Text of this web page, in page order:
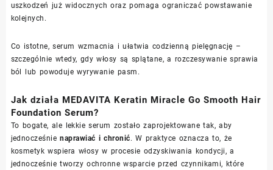
uszkodzeń już widocznych oraz pomaga ograniczać powstawanie
kolejnych.
Co istotne, serum wzmacnia i ułatwia codzienną pielęgnację –
szczególnie wtedy, gdy włosy są splątane, a rozczesywanie sprawia
ból lub powoduje wyrywanie pasm.
Jak działa MEDAVITA Keratin Miracle Go Smooth Hair
Foundation Serum?
To bogate, ale lekkie serum zostało zaprojektowane tak, aby
jednocześnienaprawiać i chronić. W praktyce oznacza to, że
kosmetyk wspiera włosy w procesie odzyskiwania kondycji, a
jednocześnie tworzy ochronne wsparcie przed czynnikami, które